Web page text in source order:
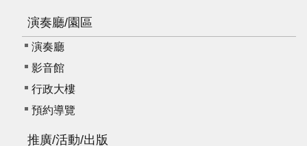
演奏廳/園區
演奏廳
影音館
行政大樓
預約導覽
推廣/活動/出版